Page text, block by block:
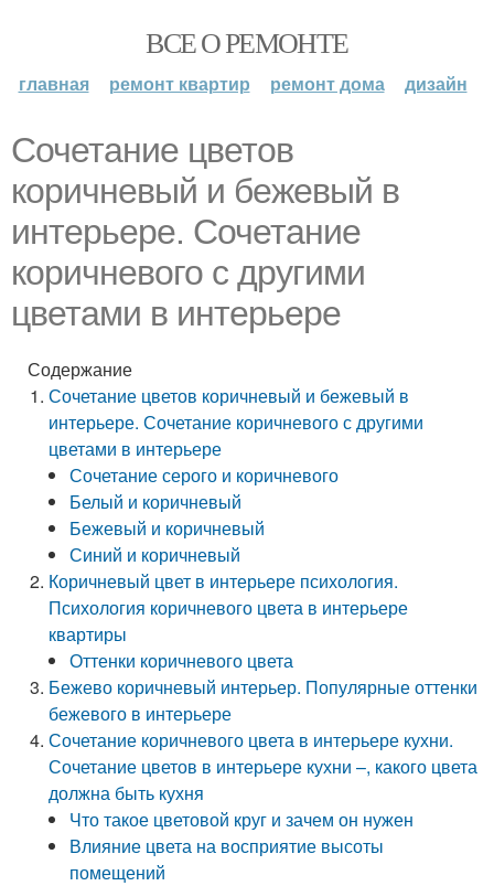
ВСЕ О РЕМОНТЕ
главная ремонт квартир ремонт дома дизайн
Сочетание цветов
коричневый и бежевый в
интерьере. Сочетание
коричневого с другими
цветами в интерьере
Содержание
Сочетание цветов коричневый и бежевый в
интерьере. Сочетание коричневого с другими
цветами в интерьере
Сочетание серого и коричневого
Белый и коричневый
Бежевый и коричневый
Синий и коричневый
Коричневый цвет в интерьере психология.
Психология коричневого цвета в интерьере
квартиры
Оттенки коричневого цвета
Бежево коричневый интерьер. Популярные оттенки
бежевого в интерьере
Сочетание коричневого цвета в интерьере кухни.
Сочетание цветов в интерьере кухни –, какого цвета
должна быть кухня
Что такое цветовой круг и зачем он нужен
Влияние цвета на восприятие высоты
помещений